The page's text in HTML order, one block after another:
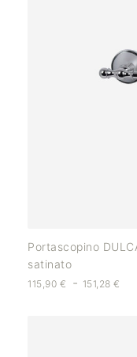
Portascopino
satinato
115,90 € - 151,28€